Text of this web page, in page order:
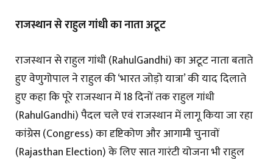
राजस्थान से राहुल गांधी का नाता अटूट
राजस्थान से राहुल गांधी (RahulGandhi) का अटूट नाता बताते
हुए वेणुगोपाल ने राहुल की ‘भारत जोड़ो यात्रा’ की याद दिलाते
हुए कहा कि पूरे राजस्थान में 18 दिनों तक राहुल गांधी
(RahulGandhi) पैदल चले एवं राजस्थान में लागू किया जा रहा
कांग्रेस (Congress) का दृष्टिकोण और आगामी चुनावों
(Rajasthan Election) के लिए सात गारंटी योजना भी राहुल